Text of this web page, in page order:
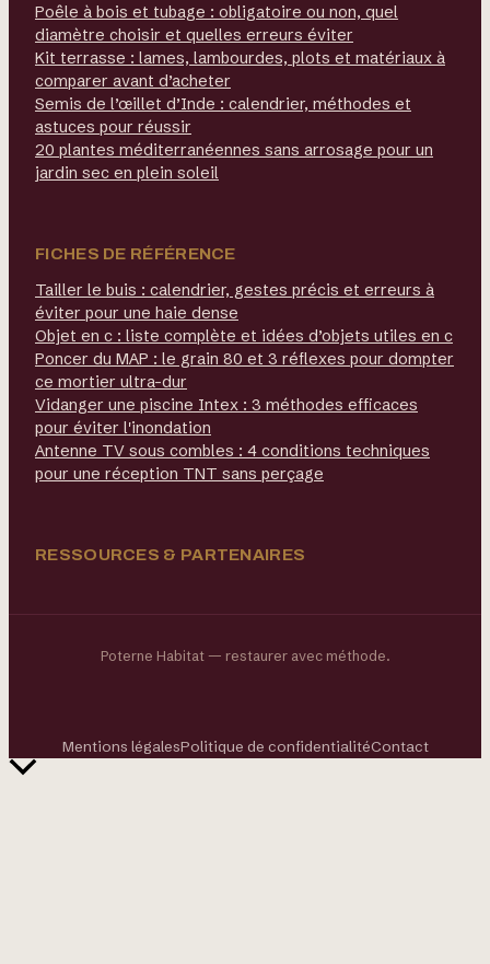
Poêle à bois et tubage : obligatoire ou non, quel
diamètre choisir et quelles erreurs éviter
Kit terrasse : lames, lambourdes, plots et matériaux à
comparer avant d’acheter
Semis de l’œillet d’Inde : calendrier, méthodes et
astuces pour réussir
20 plantes méditerranéennes sans arrosage pour un
jardin sec en plein soleil
FICHES DE RÉFÉRENCE
Tailler le buis : calendrier, gestes précis et erreurs à
éviter pour une haie dense
Objet en c : liste complète et idées d’objets utiles en c
Poncer du MAP : le grain 80 et 3 réflexes pour dompter
ce mortier ultra-dur
Vidanger une piscine Intex : 3 méthodes efficaces
pour éviter l'inondation
Antenne TV sous combles : 4 conditions techniques
pour une réception TNT sans perçage
RESSOURCES & PARTENAIRES
Poterne Habitat — restaurer avec méthode.
Mentions légalesPolitique de confidentialitéContact